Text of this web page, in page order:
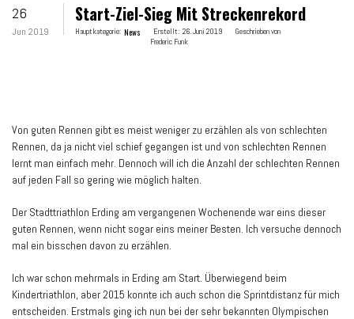
26
Jun 2019
Start-Ziel-Sieg Mit Streckenrekord
Hauptkategorie: News Erstellt: 26. Juni 2019
Geschrieben von
Frederic Funk
Von guten Rennen gibt es meist weniger zu erzählen als von schlechten
Rennen, da ja nicht viel schief gegangen ist und von schlechten Rennen
lernt man einfach mehr. Dennoch will ich die Anzahl der schlechten Rennen
auf jeden Fall so gering wie möglich halten.
Der Stadttriathlon Erding am vergangenen Wochenende war eins dieser
guten Rennen, wenn nicht sogar eins meiner Besten. Ich versuche dennoch
mal ein bisschen davon zu erzählen.
Ich war schon mehrmals in Erding am Start. Überwiegend beim
Kindertriathlon, aber 2015 konnte ich auch schon die Sprintdistanz für mich
entscheiden. Erstmals ging ich nun bei der sehr bekannten Olympischen